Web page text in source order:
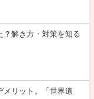
？解き方・対策を知る
メリット。「世界遺